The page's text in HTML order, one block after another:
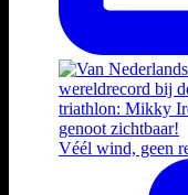
Véél wind, geen